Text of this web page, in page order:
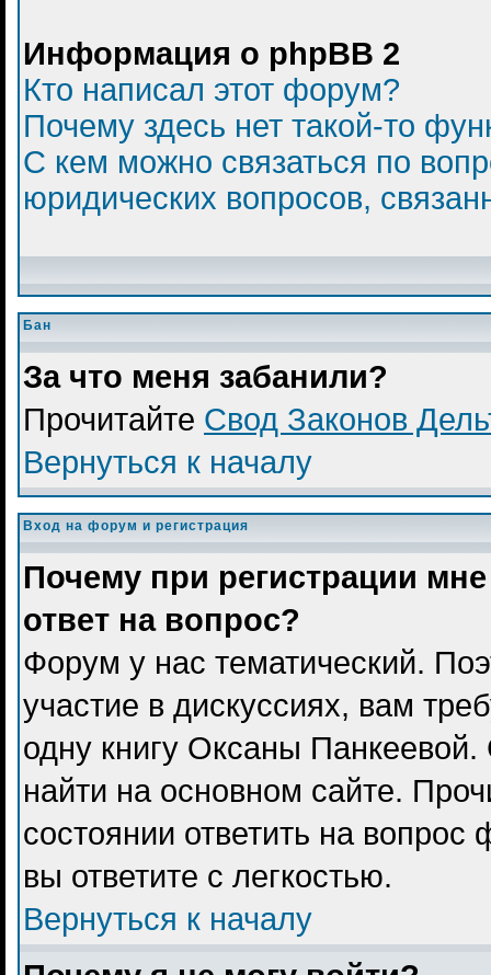
Информация о phpBB 2
Кто написал этот форум?
Почему здесь нет такой-то
С кем можно связаться по
юридических вопросов,
Бан
За что меня забанили?
Прочитайте Свод Законов
Вернуться к началу
Вход на форум и регистрация
Почему при регистрации
ответ на вопрос?
Форум у нас тематический.
участие в дискуссиях, вам
одну книгу Оксаны
найти на основном сайте.
состоянии ответить на
вы ответите с легкостью.
Вернуться к началу